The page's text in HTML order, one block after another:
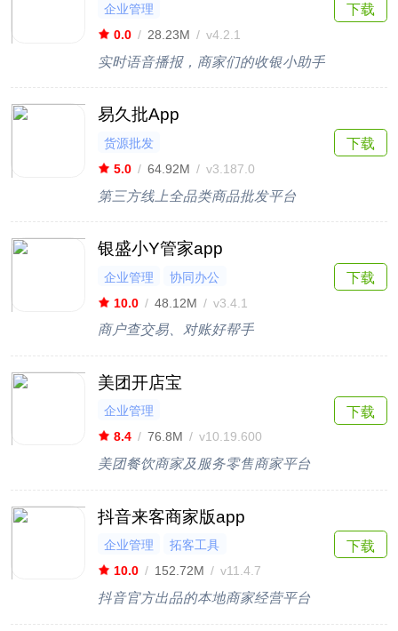
企业管理
0.0 / 28.23M / v4.2.1
实时语音播报，商家们的收银小助手
下载
易久批App
货源批发
5.0 / 64.92M / v3.187.0
第三方线上全品类商品批发平台
下载
银盛小Y管家app
企业管理
协同办公
10.0 / 48.12M / v3.4.1
商户查交易、对账好帮手
下载
美团开店宝
企业管理
8.4 / 76.8M / v10.19.600
美团餐饮商家及服务零售商家平台
下载
抖音来客商家版app
企业管理
拓客工具
10.0 / 152.72M / v11.4.7
抖音官方出品的本地商家经营平台
下载